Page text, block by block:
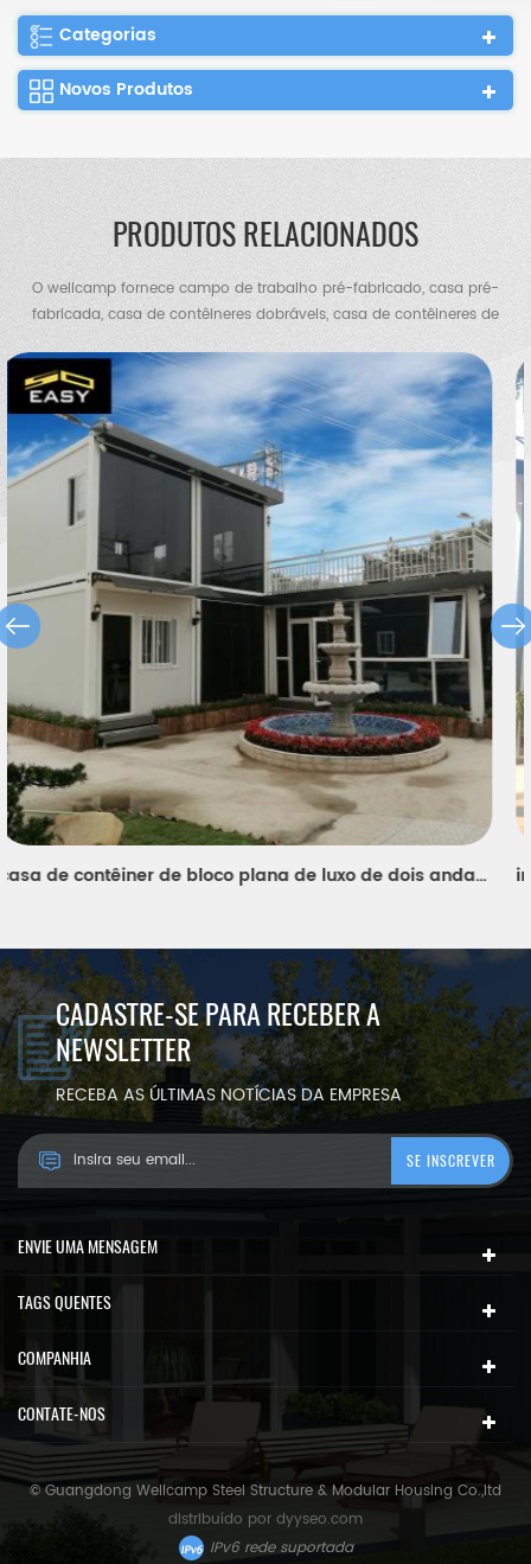
Categorias
Novos Produtos
PRODUTOS RELACIONADOS
O wellcamp fornece campo de trabalho pré-fabricado, casa pré-
fabricada, casa de contêineres dobráveis, casa de contêineres de
bloco plano, casa de contêineres expansíveis, vila de contêineres,
vila de aço, armazém de estrutura de aço, galpão de frango,
banheiro portátil, casa de guarda etc.
CADASTRE-SE PARA RECEBER A
NEWSLETTER
RECEBA AS ÚLTIMAS NOTÍCIAS DA EMPRESA
ENVIE UMA MENSAGEM
TAGS QUENTES
COMPANHIA
CONTATE-NOS
© Guangdong Wellcamp Steel Structure & Modular Housing Co.,ltd
distribuído por dyyseo.com
IPv6 rede suportada